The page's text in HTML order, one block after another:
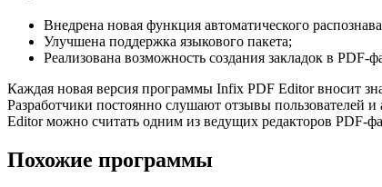
Внедрена новая функция автоматического
Улучшена поддержка языкового пакета;
Реализована возможность создания закладок в PDF-
Каждая новая версия программы Infix PDF Editor вносит
Разработчики постоянно слушают отзывы пользователей
Editor можно считать одним из ведущих редакторов PDF-
Похожие программы